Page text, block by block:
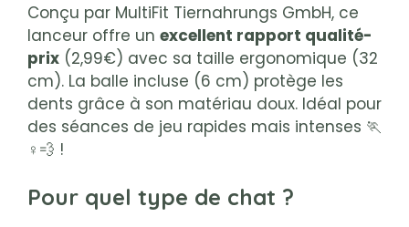
Conçu par MultiFit Tiernahrungs GmbH, ce
lanceur offre un excellent rapport qualité-
prix (2,99€) avec sa taille ergonomique (32
cm). La balle incluse (6 cm) protège les
dents grâce à son matériau doux. Idéal pour
des séances de jeu rapides mais intenses 🏃
♀️💨 !
Pour quel type de chat ?